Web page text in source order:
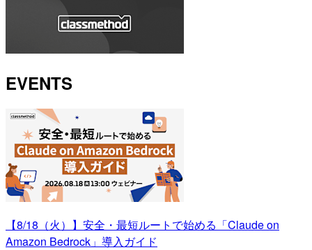
EVENTS
【8/18（火）】安全・最短ルートで始める「Claude on
Amazon Bedrock」導入ガイド